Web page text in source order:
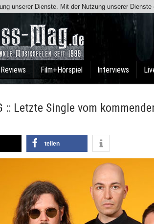
Reviews Film+Hörspiel Interviews
:: Letzte Single vom
teilen
unserer Dienste. Mit der Nutzung unserer